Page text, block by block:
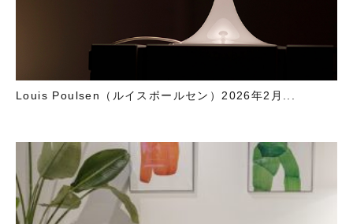
Louis Poulsen（ルイスポールセン）2026年2月...